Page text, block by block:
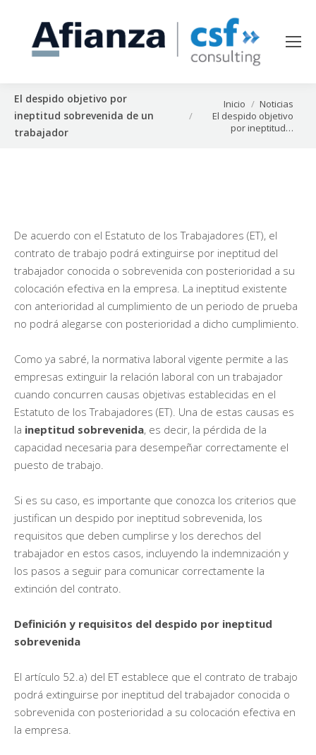
El despido objetivo por
ineptitud sobrevenida de un
trabajador
Estás aquí:Inicio
Noticias
El despido objetivo
por ineptitud…
De acuerdo con el Estatuto de los Trabajadores (ET), el
contrato de trabajo podrá extinguirse por ineptitud del
trabajador conocida o sobrevenida con posterioridad a su
colocación efectiva en la empresa. La ineptitud existente
con anterioridad al cumplimiento de un periodo de prueba
no podrá alegarse con posterioridad a dicho cumplimiento.
Como ya sabré, la normativa laboral vigente permite a las
empresas extinguir la relación laboral con un trabajador
cuando concurren causas objetivas establecidas en el
Estatuto de los Trabajadores (ET). Una de estas causas es
la ineptitud sobrevenida, es decir, la pérdida de la
capacidad necesaria para desempeñar correctamente el
puesto de trabajo.
Si es su caso, es importante que conozca los criterios que
justifican un despido por ineptitud sobrevenida, los
requisitos que deben cumplirse y los derechos del
trabajador en estos casos, incluyendo la indemnización y
los pasos a seguir para comunicar correctamente la
extinción del contrato.
Definición y requisitos del despido por ineptitud
sobrevenida
El artículo 52.a) del ET establece que el contrato de trabajo
podrá extinguirse por ineptitud del trabajador conocida o
sobrevenida con posterioridad a su colocación efectiva en
la empresa.